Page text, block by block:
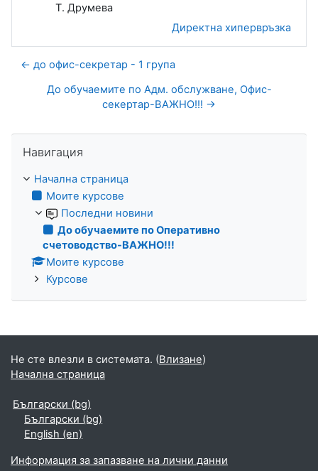
Т. Друмева
Директна хипервръзка
← до офис-секретар - 1 група
До обучаемите по Адм. обслужване, Офис-
секертар-ВАЖНО!!! →
Навигация
Начална страница
Моите курсове
Последни новини
До обучаемите по Оперативно
счетоводство-ВАЖНО!!!
Моите курсове
Курсове
Не сте влезли в системата. (Влизане)
Начална страница
Български ‎(bg)‎
Български ‎(bg)‎
English ‎(en)‎
Информация за запазване на лични данни